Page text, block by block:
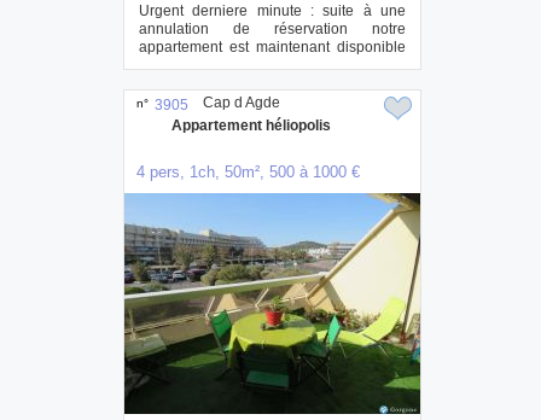
Urgent derniere minute : suite à une
annulation de réservation notre
appartement est maintenant disponible
la semain...
n° 3905
Appartement héliopolis
4 pers, 1ch, 50m², 500 à 1000 €
Cap d Agde